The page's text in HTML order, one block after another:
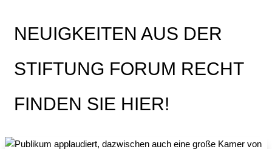
NEUIGKEITEN AUS DER
STIFTUNG FORUM RECHT
FINDEN SIE HIER!